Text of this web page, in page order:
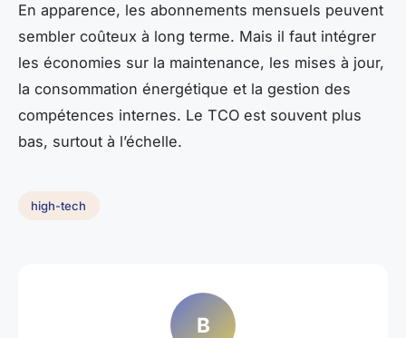
En apparence, les abonnements mensuels peuvent
sembler coûteux à long terme. Mais il faut intégrer
les économies sur la maintenance, les mises à jour,
la consommation énergétique et la gestion des
compétences internes. Le TCO est souvent plus
bas, surtout à l’échelle.
high-tech
B